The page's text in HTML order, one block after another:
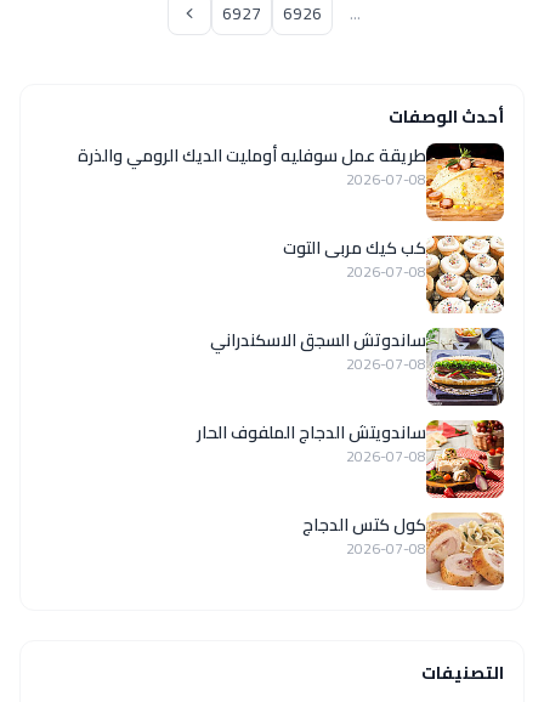
...
6926
6927
أحدث الوصفات
طريقة عمل سوفليه أومليت الديك الرومي والذرة
2026-07-08
كب كيك مربى التوت
2026-07-08
ساندوتش السجق الاسكندراني
2026-07-08
ساندويتش الدجاج الملفوف الحار
2026-07-08
كول كتس الدجاج
2026-07-08
التصنيفات